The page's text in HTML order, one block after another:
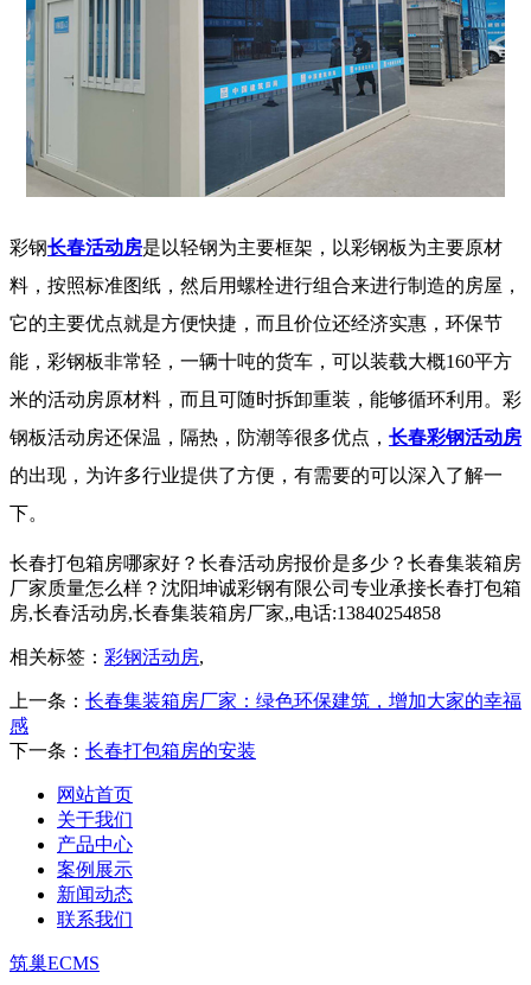
彩钢长春活动房是以轻钢为主要框架，以彩钢板为主要原材
料，按照标准图纸，然后用螺栓进行组合来进行制造的房屋，
它的主要优点就是方便快捷，而且价位还经济实惠，环保节
能，彩钢板非常轻，一辆十吨的货车，可以装载大概160平方
米的活动房原材料，而且可随时拆卸重装，能够循环利用。彩
钢板活动房还保温，隔热，防潮等很多优点， 长春彩钢活动房
的出现，为许多行业提供了方便，有需要的可以深入了解一
下。
长春打包箱房哪家好？长春活动房报价是多少？长春集装箱房
厂家质量怎么样？沈阳坤诚彩钢有限公司专业承接长春打包箱
房,长春活动房,长春集装箱房厂家,,电话:13840254858
相关标签： 彩钢活动房,
上一条： 长春集装箱房厂家：绿色环保建筑，增加大家的幸福
感
下一条： 长春打包箱房的安装
网站首页
关于我们
产品中心
案例展示
新闻动态
联系我们
筑巢ECMS